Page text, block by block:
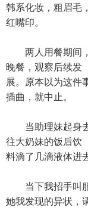
韩系化妆，粗眉毛，
红嘴印。
两人用餐期间，
晚餐，观察后续发
展。原本以为这件
插曲，就中止。
当助理妹起身去
往大奶妹的饭后饮
料滴了几滴液体进
当下我招手叫服
她我发现的异状，